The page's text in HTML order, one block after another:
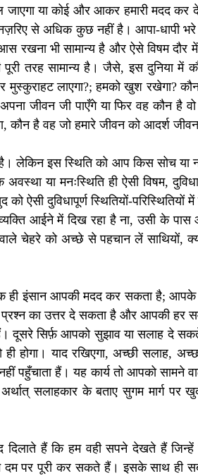
या कोई और आकर हमारी मदद कर
से अधिक कुछ नहीं है। आपा-धापी भरे
रखना भी सामान्य है और ऐसे विषम दौर
पूरी तरह सामान्य है। जैसे, इस दुनिया में
मुस्कुराहट लाएगा?; हमको खुश रखेगा?
जीवन जी पाएँगे या फिर वह कौन है
है। लेकिन इस स्थिति को आप किस सोच
अवस्था या मनःस्थिति ही ऐसी विषम,
ऐसी दुविधापूर्ण स्थितियों-
आईने में दिख रहा है ना, उसी के
चेहरे को अच्छे से पहचान लें साथियों,
ही इंसान आपकी मदद कर सकता है;
का उत्तर दे सकता है और आपकी हर
सिर्फ़ आपको सुझाव या सलाह दे
होगा। याद रखिएगा, अच्छी सलाह,
पहुँचाता हैं। यह कार्य तो आपको सामने
सलाहकार के बताए सुगम मार्ग पर
हैं कि हम वही सपने देखते हैं
पर पूरी कर सकते हैं। इसके साथ ही